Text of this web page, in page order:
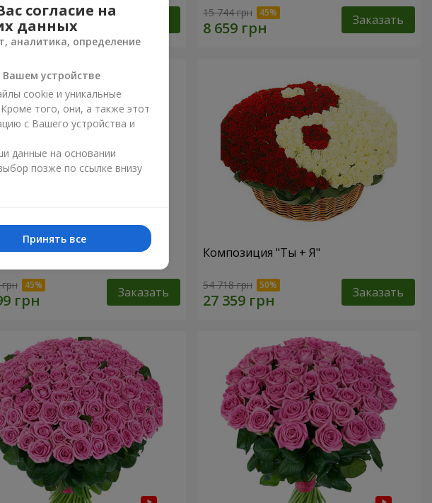
15 744 грн Заказать
роза
Заказать
Композиция "Ты + Я"
54 718 грн Заказать
согласие на
данных
аналитика, определение
устройстве
cookie и уникальные
того, они, а также этот
с Вашего устройства и
данные на основании
позже по ссылке внизу
Принять все